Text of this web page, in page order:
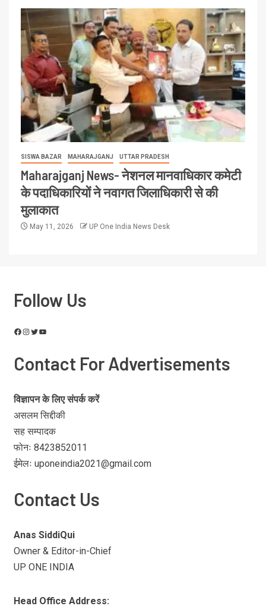
SISWA BAZAR MAHARAJGANJ UTTAR PRADESH
Maharajganj News- नेशनल मानवाधिकार कमेटी
के पदाधिकारियों ने नवागत जिलाधिकारी से की
मुलाकात
May 11, 2026 UP One India News Desk
Follow Us
Contact For Advertisements
विज्ञापन के लिए संपर्क करें
असलम सिद्दीकी
सह सम्पादक
फोनः 8423852011
ईमेलः uponeindia2021@gmail.com
Contact Us
Anas SiddiQui
Owner & Editor-in-Chief
UP ONE INDIA
Head Office Address: